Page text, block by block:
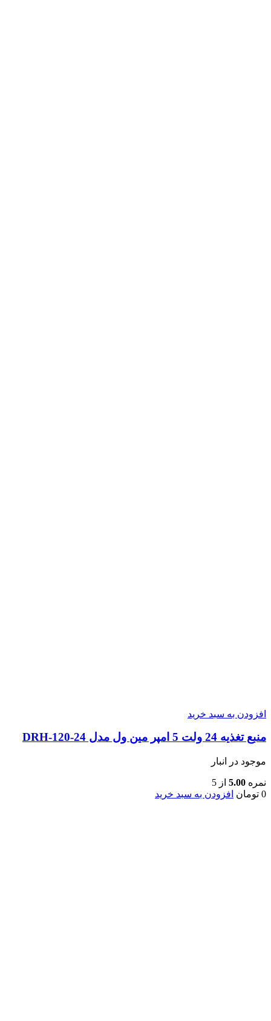
افزودن به سبد خرید
منبع تغذیه 24 ولت 5 امپر مین ول مدل DRH-120-24
موجود در انبار
نمره 5.00 از 5
0 تومان افزودن به سبد خرید